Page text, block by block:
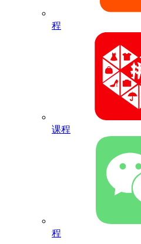
程
课程
程